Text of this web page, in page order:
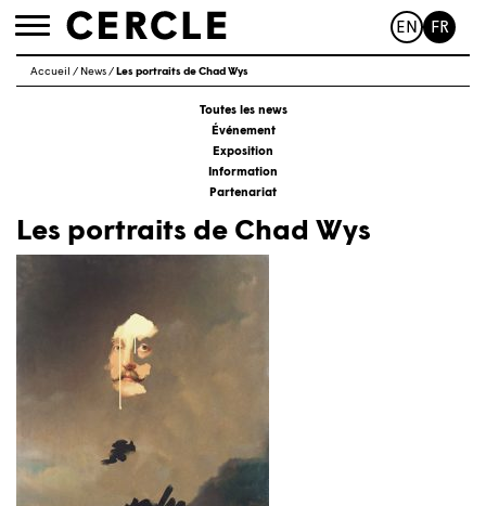
Toggle
EN FR
Accueil / News/ Les portraits de Chad Wys
Toutes les news
Événement
Exposition
Information
Partenariat
Les portraits de Chad Wys